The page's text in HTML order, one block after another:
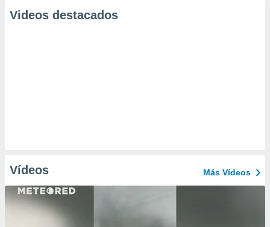
Videos destacados
Vídeos Más Vídeos